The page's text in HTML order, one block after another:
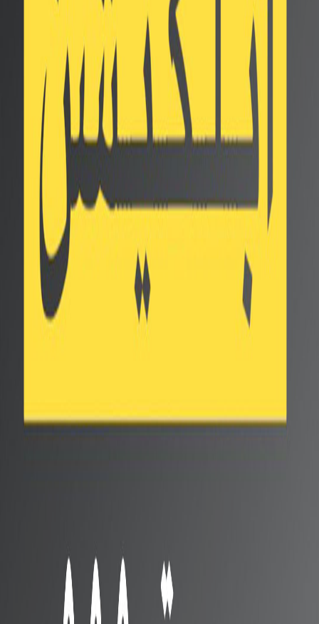
مواصفات و اسعار سلسلة هواتف
iPhone 14
Whatsapp
Facebook
Twitter
سوق 555 علي الاندرويد
تستعد شركة آبل لإطلاق سلسلة هواتف iPhone 14 في وقت
لاحق من هذا العام ، وكانت آخر التقارير قد أشارت إلى خطط
Apple لإطلاق هواتف iPhone 14 Pro بسعر مرتفع هذا العام،
نتناول فيما يلي مواصفات و اسعار سلسلة هواتف iPhone 14.